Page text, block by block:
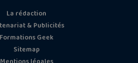
La rédaction
& Publicités
Formations Geek
Sitemap